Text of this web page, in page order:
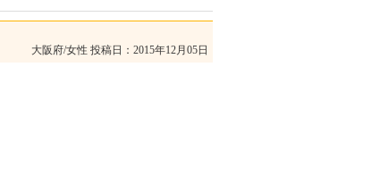
大阪府/女性 投稿日：2015年12月05日